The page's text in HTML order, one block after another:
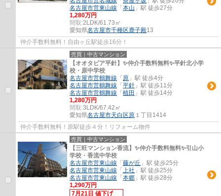
名古屋市営東山線 「 本山 」駅 徒歩27分
1,280万円
間取:2LDK/61.73㎡
愛知県名古屋市千種区鹿子殿13
仲介手数料無料！自由ヶ丘駅徒歩16分！
売買｜中古マンション
【オオタピア平針】✨️仲介手数料無料✨️平針北小学
校・原中学校
名古屋市営鶴舞線 「 原 」駅 徒歩4分
名古屋市営鶴舞線 「 平針 」駅 徒歩11分
名古屋市営鶴舞線 「 植田 」駅 徒歩14分
1,280万円
間取:3LDK/67.42㎡
愛知県名古屋市天白区原 １丁目1414
仲介手数料無料！原駅徒歩４分！リフォーム物件
売買｜中古マンション
【三旺マンション香流】✨️仲介手数料無料✨️引山小
学校・香流中学校
名古屋市営東山線 「 藤が丘 」駅 徒歩25分
名古屋市営東山線 「 上社 」駅 徒歩25分
名古屋市営東山線 「 本郷 」駅 徒歩28分
1,290万円
7月21日 値下げ